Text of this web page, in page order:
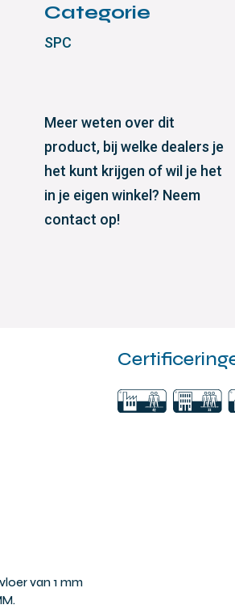
Categorie
SPC
Meer weten over dit
product, bij welke dealers je
het kunt krijgen of wil je het
in je eigen winkel? Neem
contact op!
van 1 mm